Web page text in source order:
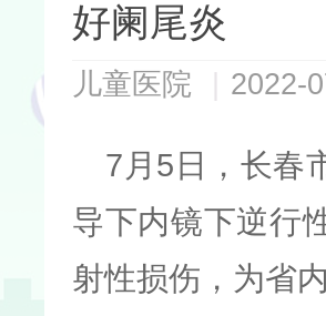
好阑尾炎
儿童医院 2022-
7月5日，长春
导下内镜下逆行
射性损伤，为省